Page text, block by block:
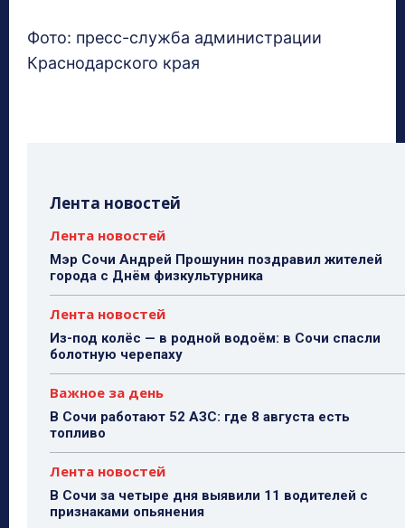
Фото: пресс-служба администрации
Краснодарского края
Лента новостей
Лента новостей
Мэр Сочи Андрей Прошунин поздравил жителей
города с Днём физкультурника
Лента новостей
Из-под колёс — в родной водоём: в Сочи спасли
болотную черепаху
Важное за день
В Сочи работают 52 АЗС: где 8 августа есть
топливо
Лента новостей
В Сочи за четыре дня выявили 11 водителей с
признаками опьянения